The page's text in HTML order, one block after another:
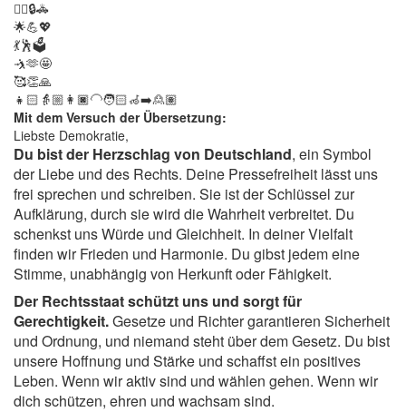
👩‍⚖️🔒🚓
🌟💪💖
💃🕺🗳️
🤺🫶🤩
🥰👏🙏
👧🏻👵🏼👩🏿‍🦲🧑🏻‍🦽‍➡️🙎🏽
Mit dem Versuch der Übersetzung:
Liebste Demokratie,
Du bist der Herzschlag von Deutschland, ein Symbol
der Liebe und des Rechts. Deine Pressefreiheit lässt uns
frei sprechen und schreiben. Sie ist der Schlüssel zur
Aufklärung, durch sie wird die Wahrheit verbreitet. Du
schenkst uns Würde und Gleichheit. In deiner Vielfalt
finden wir Frieden und Harmonie. Du gibst jedem eine
Stimme, unabhängig von Herkunft oder Fähigkeit.
Der Rechtsstaat schützt uns und sorgt für
Gerechtigkeit.Gesetze und Richter garantieren Sicherheit
und Ordnung, und niemand steht über dem Gesetz. Du bist
unsere Hoffnung und Stärke und schaffst ein positives
Leben. Wenn wir aktiv sind und wählen gehen. Wenn wir
dich schützen, ehren und wachsam sind.